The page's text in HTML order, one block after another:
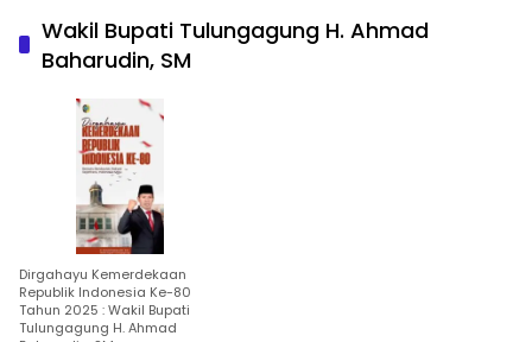
Wakil Bupati Tulungagung H. Ahmad
Baharudin, SM
Dirgahayu Kemerdekaan
Republik Indonesia Ke-80
Tahun 2025 : Wakil Bupati
Tulungagung H. Ahmad